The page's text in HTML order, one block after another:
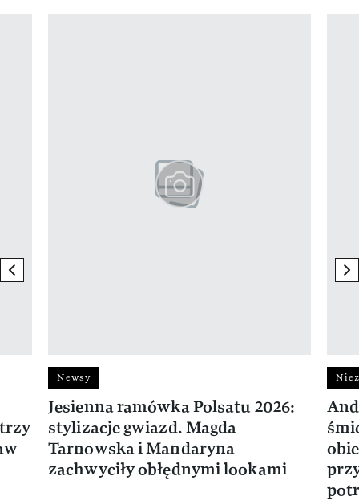
previous element
Newsy
Jesienna ramówka Polsatu 2026:
stylizacje gwiazd. Magda
Tarnowska i Mandaryna
zachwyciły obłędnymi lookami